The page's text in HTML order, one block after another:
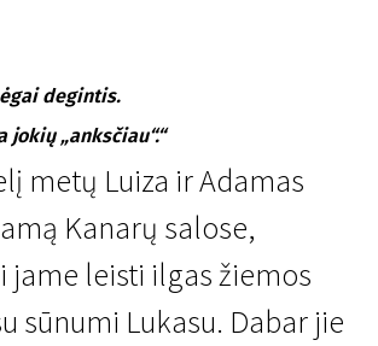
degintis.
jokių „anksčiau“.“
metų Luiza ir Adamas
Kanarų salose,
jame leisti ilgas žiemos
sūnumi Lukasu. Dabar jie